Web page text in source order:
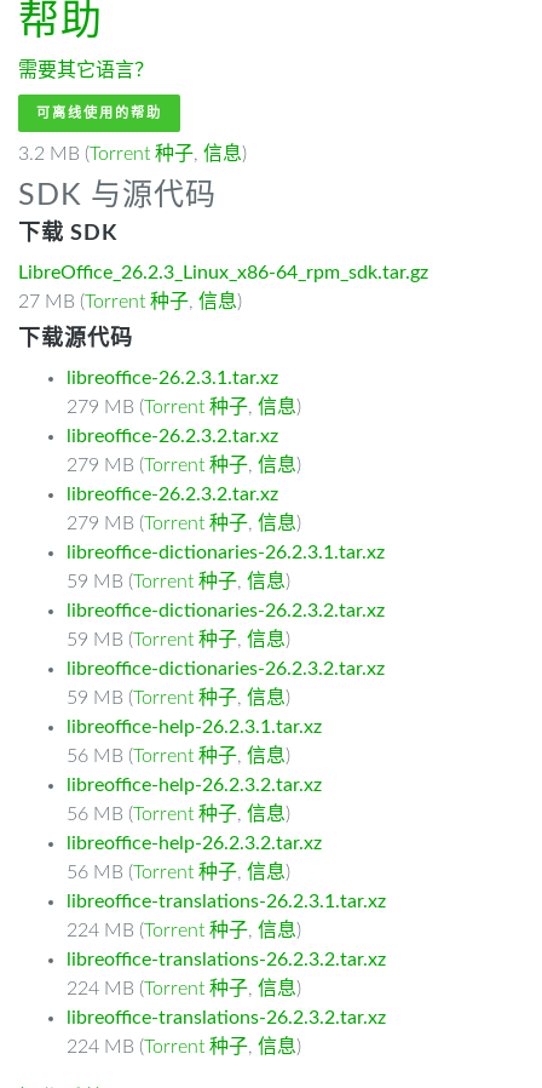
帮助
需要其它语言？
可离线使用的帮助
3.2 MB (Torrent 种子, 信息)
SDK 与源代码
下载 SDK
LibreOffice_26.2.3_Linux_x86-64_rpm_sdk.tar.gz
27 MB (Torrent 种子, 信息)
下载源代码
libreoffice-26.2.3.1.tar.xz
279 MB (Torrent 种子, 信息)
libreoffice-26.2.3.2.tar.xz
279 MB (Torrent 种子, 信息)
libreoffice-26.2.3.2.tar.xz
279 MB (Torrent 种子, 信息)
libreoffice-dictionaries-26.2.3.1.tar.xz
59 MB (Torrent 种子, 信息)
libreoffice-dictionaries-26.2.3.2.tar.xz
59 MB (Torrent 种子, 信息)
libreoffice-dictionaries-26.2.3.2.tar.xz
59 MB (Torrent 种子, 信息)
libreoffice-help-26.2.3.1.tar.xz
56 MB (Torrent 种子, 信息)
libreoffice-help-26.2.3.2.tar.xz
56 MB (Torrent 种子, 信息)
libreoffice-help-26.2.3.2.tar.xz
56 MB (Torrent 种子, 信息)
libreoffice-translations-26.2.3.1.tar.xz
224 MB (Torrent 种子, 信息)
libreoffice-translations-26.2.3.2.tar.xz
224 MB (Torrent 种子, 信息)
libreoffice-translations-26.2.3.2.tar.xz
224 MB (Torrent 种子, 信息)